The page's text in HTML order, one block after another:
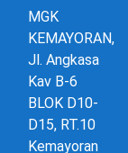
MGK
KEMAYORAN,
Jl. Angkasa
Kav B-6
BLOK D10-
D15, RT.10
Kemayoran